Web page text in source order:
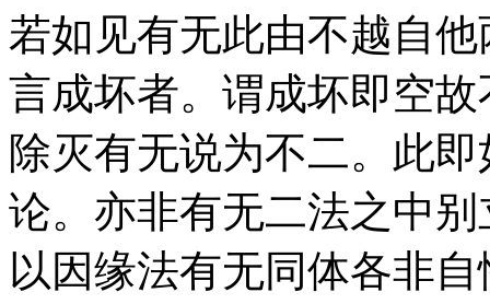
若如见有无此由不越自
言成坏者。谓成坏即空
除灭有无说为不二。此
论。亦非有无二法之中
以因缘法有无同体各非